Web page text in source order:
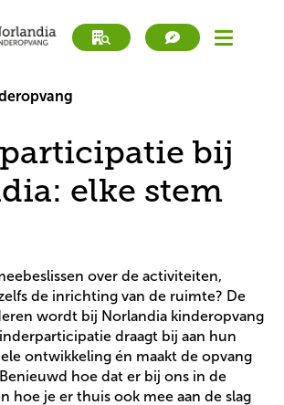
book
tour
Werken bij
book
a
tour
Direct inschrijven
bij
elke stem
over de activiteiten,
de inrichting van de ruimte? De
wordt bij Norlandia kinderopvang
draagt bij aan hun
ontwikkeling én maakt de opvang
hoe dat er bij ons in de
hoe je er thuis ook mee aan de slag